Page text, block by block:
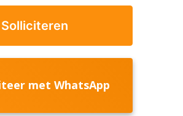
Solliciteren
met WhatsApp